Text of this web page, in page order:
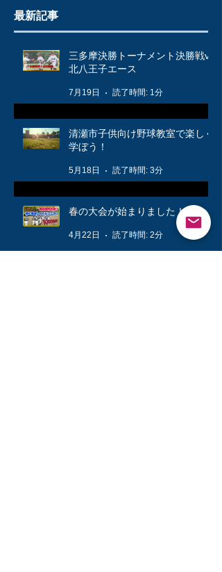
最新記事
三多摩決勝トーナメント決勝戦vs
北八王子エース
7月19日 読了時間: 1分
清瀬市子供向け野球教室で楽しく
学ぼう！
5月18日 読了時間: 3分
春の大会が始まりました！🌸
4月22日 読了時間: 2分